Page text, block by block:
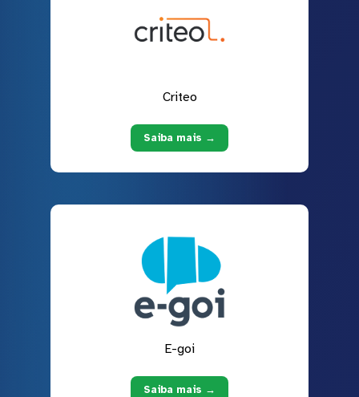
Criteo
Saiba mais →
E-goi
Saiba mais →